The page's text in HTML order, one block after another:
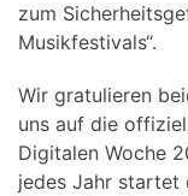
zum
Musikfestivals“.
Wir gratulieren
uns auf die
Digitalen Woche
jedes Jahr startet